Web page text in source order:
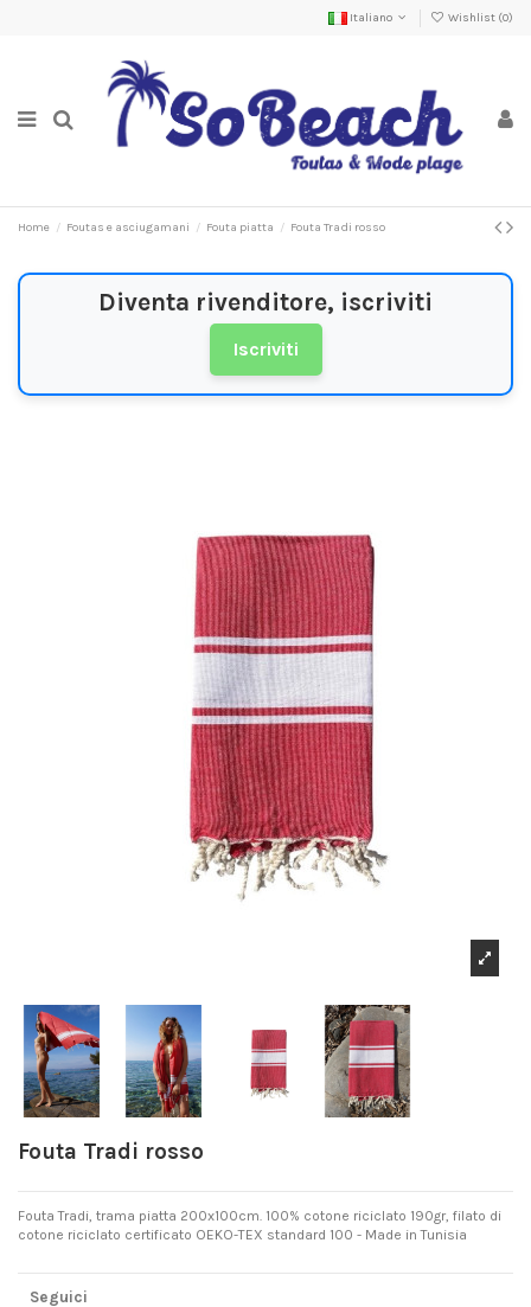
Italiano Wishlist (0)
Home Foutas e asciugamani Fouta piatta Fouta Tradi rosso
Diventa rivenditore, iscriviti
Iscriviti
Fouta Tradi rosso
Fouta Tradi, trama piatta 200x100cm. 100% cotone riciclato 190gr, filato di
cotone riciclato certificato OEKO-TEX standard 100 - Made in Tunisia
Seguici